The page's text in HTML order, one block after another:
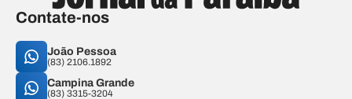
Contate-nos
João Pessoa
(83) 2106.1892
Campina Grande
(83) 3315-3204